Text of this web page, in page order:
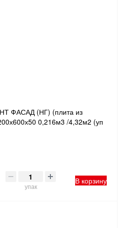
МАТЕРИАЛЫ
ФАСАД (НГ) (плита из
0,216м3 /4,32м2 (уп
упак
В корзину